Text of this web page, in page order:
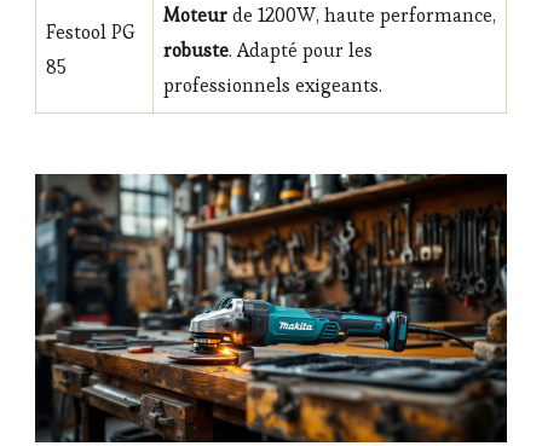
Festool PG
85
Moteurde 1200W, haute performance,
robuste. Adapté pour les
professionnels exigeants.